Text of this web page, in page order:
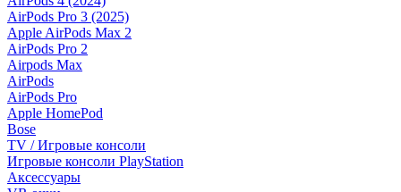
AirPods Pro 3 (2025)
Apple AirPods Max 2
AirPods Pro 2
Airpods Max
AirPods
AirPods Pro
Apple HomePod
Bose
TV / Игровые консоли
Игровые консоли PlayStation
Аксессуары